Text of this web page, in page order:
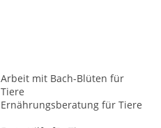
Arbeit mit Bach-Blüten für
Tiere
Ernährungsberatung für Tiere